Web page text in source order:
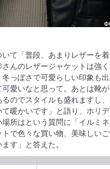
て「普段、あまりレザーを
んのレザージャケットは強く
っぽさで可愛らしい印象も
愛いなと思って。あとは靴
のでスタイルも盛れますし
暖かいです」と語り、ホリ
所はという質問に「イルミ
で色々な買い物、美味しい
す」と答えた。